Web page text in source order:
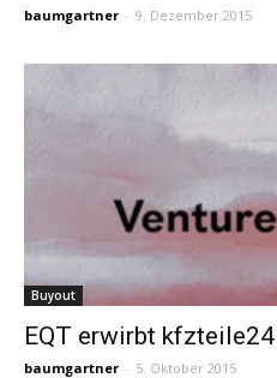
baumgartner - 9. Dezember 2015
Buyout
EQT erwirbt kfzteile24
baumgartner - 5. Oktober 2015